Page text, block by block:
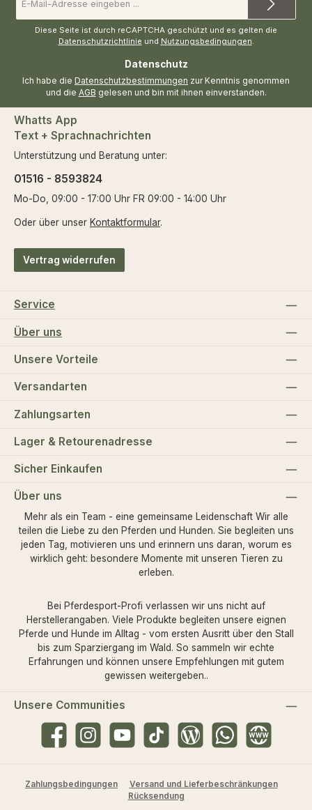
Mail-
Adresse
Diese Seite ist durch reCAPTCHA geschützt und es gelten die
Datenschutzrichtlinie und Nutzungsbedingungen.
Datenschutz
Ich habe die Datenschutzbestimmungen zur Kenntnis genommen
und die AGB gelesen und bin mit ihnen einverstanden.
Whatts App
Text + Sprachnachrichten
Unterstützung und Beratung unter:
01516 - 8593824
Mo-Do, 09:00 - 17:00 Uhr FR 09:00 - 14:00 Uhr
Oder über unser Kontaktformular.
Vertrag widerrufen
Service
Über uns
Unsere Vorteile
Versandarten
Zahlungsarten
Lager & Retourenadresse
Sicher Einkaufen
Über uns
Mehr als ein Team - eine gemeinsame Leidenschaft Wir alle
teilen die Liebe zu den Pferden und Hunden. Sie begleiten uns
jeden Tag, motivieren uns und erinnern uns daran, worum es
wirklich geht: besondere Momente mit unseren Tieren zu
erleben.
Bei Pferdesport-Profi verlassen wir uns nicht auf
Herstellerangaben. Viele Produkte begleiten unsere eignen
Pferde und Hunde im Alltag - vom ersten Ausritt über den Stall
bis zum Sparziergang im Wald. So sammeln wir echte
Erfahrungen und können unsere Empfehlungen mit gutem
gewissen weitergeben..
Unsere Communities
FacebookInstagramYouTube TikTok Blog WhatsAppWebsite
Zahlungsbedingungen
Versand und Lieferbeschränkungen
Rücksendung